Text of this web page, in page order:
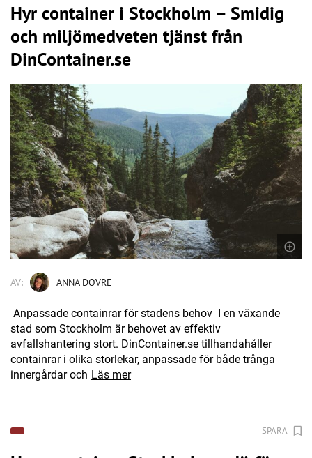
Hyr container i Stockholm – Smidig
och miljömedveten tjänst från
DinContainer.se
AV: ANNA DOVRE
Anpassade containrar för stadens behov I en växande
stad som Stockholm är behovet av effektiv
avfallshantering stort. DinContainer.se tillhandahåller
containrar i olika storlekar, anpassade för både trånga
innergårdar och Läs mer
SPARA